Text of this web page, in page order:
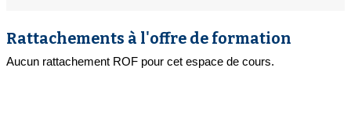
Rattachements à l'offre de formation
Aucun rattachement ROF pour cet espace de cours.